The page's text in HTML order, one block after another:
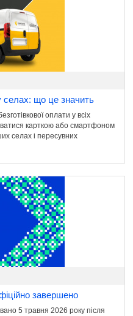
селах: що це значить
оплати у всіх
карткою або смартфоном
селах і пересувних
завершено
5 травня 2026 року після